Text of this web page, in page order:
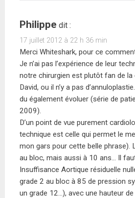
Philippe dit :
17 juillet 2012 à 22 h 36 min
Merci Whiteshark, pour ce
Je n’ai pas l’expérience de leur
notre chirurgien est plutôt fan de la
David, ou il n’y a pas
du également évoluer (série de
2009).
D’un point de vue purement
technique est celle qui permet le
mon gars pour cette belle phrase).
au bloc, mais aussi à 10 ans… Il
Insuffisance Aortique résiduelle
grade 2 au bloc à 85 de pression
un grade 12…), avec une hauteur